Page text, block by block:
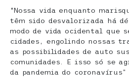
“Nossa vida enquanto
têm sido desvalorizada há
modo de vida ocidental que
cidades, engolindo nossas
as possibilidades de auto
comunidades. E isso só se
da pandemia do